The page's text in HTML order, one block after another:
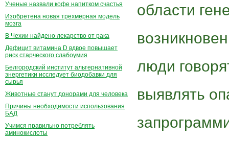
Ученые назвали кофе напитком счастья
Изобретена новая трехмерная модель
мозга
В Чехии найдено лекарство от рака
Дефицит витамина D вдвое повышает
риск старческого слабоумия
Белгородский институт альтернативной
энергетики исследует биодобавки для
сырья
Животные станут донорами для человека
Причины необходимости использования
БАД
Учимся правильно потреблять
аминокислоты
области
люди
выявлять